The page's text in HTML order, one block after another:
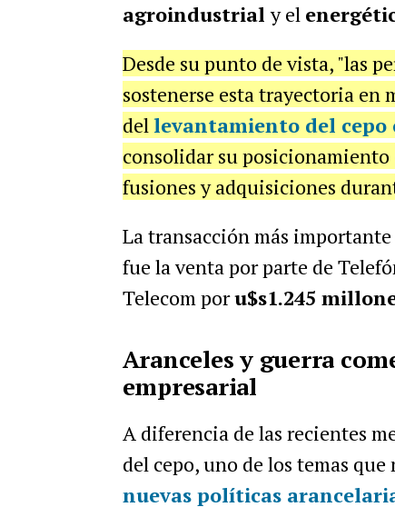
agroindustrialy el
Desde su punto de vista, "las
sostenerse esta trayectoria en
dellevantamiento del
consolidar su
fusiones y adquisiciones
La transacción más
fue la venta por parte de
Telecom poru$s1.245
Aranceles y guerra
empresarial
A diferencia de las recientes
del cepo, uno de los temas que
nuevas políticas